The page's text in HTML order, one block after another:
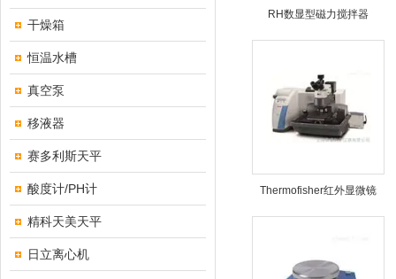
干燥箱
恒温水槽
真空泵
移液器
赛多利斯天平
酸度计/PH计
精科天美天平
日立离心机
RH数显型磁力搅拌器
Thermofisher红外显微镜